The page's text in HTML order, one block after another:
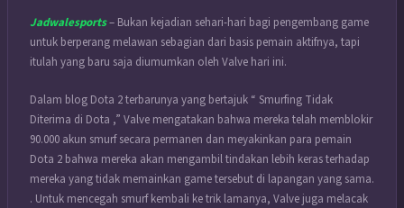
Jadwalesports– Bukan kejadian sehari-hari bagi pengembang game
untuk berperang melawan sebagian dari basis pemain aktifnya, tapi
itulah yang baru saja diumumkan oleh Valve hari ini.
Dalam blog Dota 2 terbarunya yang bertajuk “ Smurfing Tidak
Diterima di Dota ,” Valve mengatakan bahwa mereka telah memblokir
90.000 akun smurf secara permanen dan meyakinkan para pemain
Dota 2 bahwa mereka akan mengambil tindakan lebih keras terhadap
mereka yang tidak memainkan game tersebut di lapangan yang sama.
. Untuk mencegah smurf kembali ke trik lamanya, Valve juga melacak